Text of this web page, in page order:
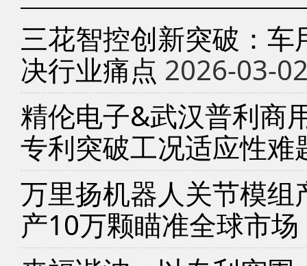
三花智控创新突破：
决行业痛点 2026-03-
精伦电子&武汉普利商
专利突破工况适应性难
万里扬机器人关节模
产10万颗瞄准全球市场